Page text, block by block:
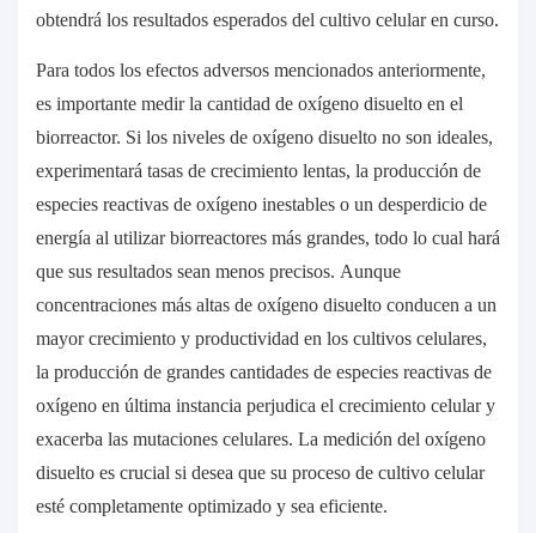
obtendrá los resultados esperados del cultivo celular en curso.
Para todos los efectos adversos mencionados anteriormente,
es importante medir la cantidad de oxígeno disuelto en el
biorreactor. Si los niveles de oxígeno disuelto no son ideales,
experimentará tasas de crecimiento lentas, la producción de
especies reactivas de oxígeno inestables o un desperdicio de
energía al utilizar biorreactores más grandes, todo lo cual hará
que sus resultados sean menos precisos. Aunque
concentraciones más altas de oxígeno disuelto conducen a un
mayor crecimiento y productividad en los cultivos celulares,
la producción de grandes cantidades de especies reactivas de
oxígeno en última instancia perjudica el crecimiento celular y
exacerba las mutaciones celulares. La medición del oxígeno
disuelto es crucial si desea que su proceso de cultivo celular
esté completamente optimizado y sea eficiente.